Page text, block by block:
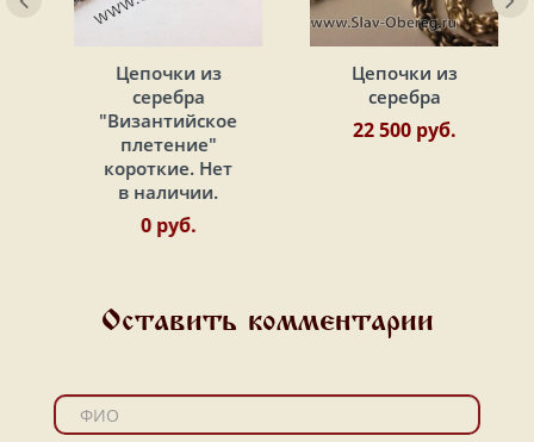
Цепочки из
серебра
"Византийское
плетение"
короткие. Нет
в наличии.
0 руб.
Цепочки из
серебра
22 500 руб.
Оставить комментарии